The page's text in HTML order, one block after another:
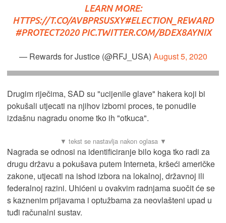
LEARN MORE:
HTTPS://T.CO/AVBPRSUSXY#ELECTION_REWARD
#PROTECT2020 PIC.TWITTER.COM/BDEX8AYNIX
— Rewards for Justice (@RFJ_USA) August 5, 2020
Drugim riječima, SAD su "ucijenile glave" hakera koji bi
pokušali utjecati na njihov izborni proces, te ponudile
izdašnu nagradu onome tko ih "otkuca".
Nagrada se odnosi na identificiranje bilo koga tko radi za
drugu državu a pokušava putem Interneta, kršeći američke
zakone, utjecati na ishod izbora na lokalnoj, državnoj ili
federalnoj razini. Uhićeni u ovakvim radnjama suočit će se
s kaznenim prijavama i optužbama za neovlašteni upad u
tuđi računalni sustav.